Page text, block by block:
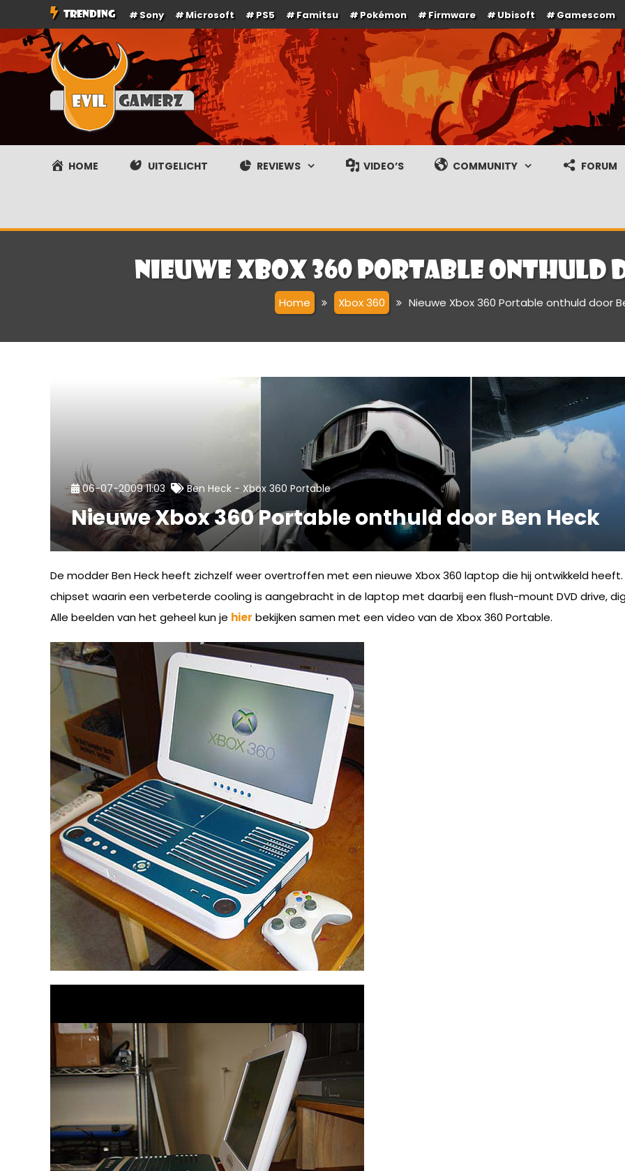
naar
de
TRENDING Sony Microsoft PS5 Famitsu Pokémon Firmware Ubisoft Gamescom
Evilgamerz
Het meest interessante game nieuws, reviews, coverage en gameplay streams
HOME UITGELICHT REVIEWS VIDEO’S COMMUNITY FORUM
Nieuwe Xbox 360 Portable onthuld
Home Xbox 360 Nieuwe Xbox 360 Portable onthuld door
06-07-2009 11:03 Ben Heck - Xbox 360 Portable
Nieuwe Xbox 360 Portable onthuld door Ben Heck
De modder Ben Heck heeft zichzelf weer overtroffen met een nieuwe Xbox 360 laptop die hij ontwikkeld
chipset waarin een verbeterde cooling is aangebracht in de laptop met daarbij een flush-mount DVD drive,
Alle beelden van het geheel kun je hier bekijken samen met een video van de Xbox 360 Portable.